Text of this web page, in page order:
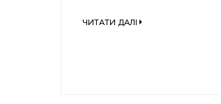
ЧИТАТИ ДАЛІ